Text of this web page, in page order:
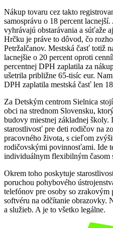
Nákup tovaru cez takto
samosprávu o 18 percent
vyhrávajú obstarávania a súťaže
Hrčku je práve to dôvod, čo
Petržalčanov. Mestská časť totiž
lacnejšie o 20 percent oproti
percentnej DPH zaplatila za
ušetrila približne 65-tisíc eur.
DPH zaplatila mestská časť len
Za Detským centrom Sielnica
obci na strednom Slovensku,
budovy miestnej základnej školy.
starostlivosť pre deti rodičov na
pracovného života, s cieľom
rodičovskými povinnosťami. Ide
individuálnym flexibilným časom
Okrem toho poskytuje
poruchou pohybového
telefónov pre osoby so zrakovým
softvéru na odčítanie obrazovky.
a služieb. A je to všetko legálne.